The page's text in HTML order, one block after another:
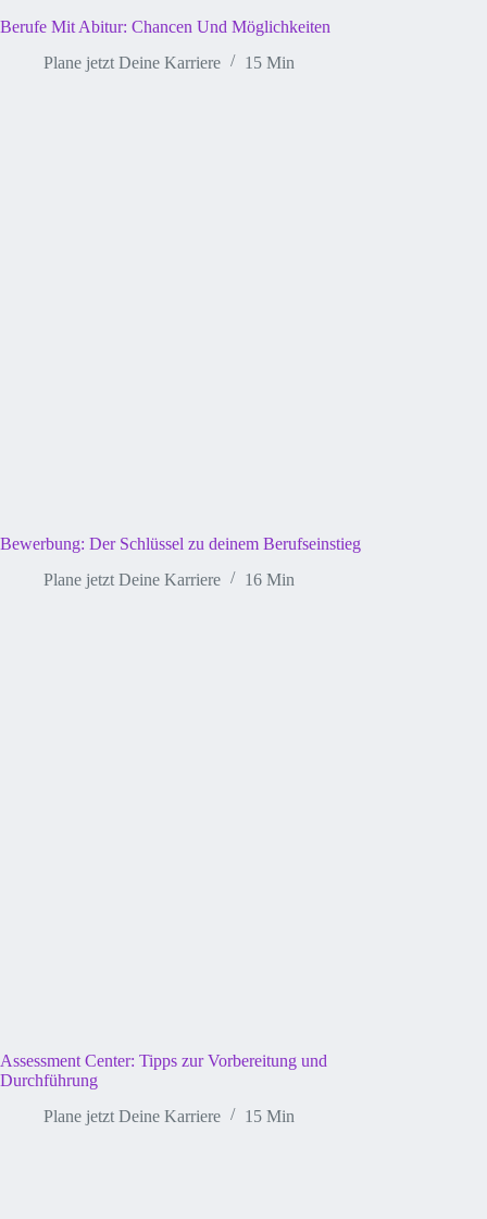
Berufe Mit Abitur: Chancen Und Möglichkeiten
Plane jetzt Deine Karriere
15 Min
Bewerbung: Der Schlüssel zu deinem Berufseinstieg
Plane jetzt Deine Karriere
16 Min
Assessment Center: Tipps zur Vorbereitung und
Durchführung
Plane jetzt Deine Karriere
15 Min